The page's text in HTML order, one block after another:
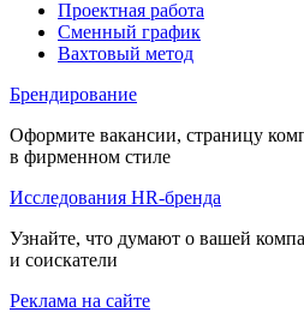
Проектная работа
Сменный график
Вахтовый метод
Брендирование
Оформите вакансии, страницу
в фирменном стиле
Исследования HR-бренда
Узнайте, что думают о вашей
и соискатели
Реклама на сайте